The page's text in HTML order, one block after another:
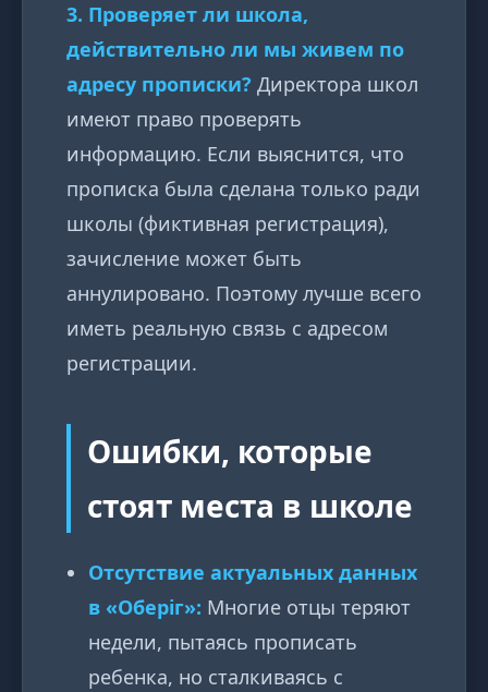
3. Проверяет ли школа,
действительно ли мы живем по
адресу прописки? Директора школ
имеют право проверять
информацию. Если выяснится, что
прописка была сделана только ради
школы (фиктивная регистрация),
зачисление может быть
аннулировано. Поэтому лучше всего
иметь реальную связь с адресом
регистрации.
Ошибки, которые
стоят места в школе
Отсутствие актуальных данных
в «Оберіг»: Многие отцы теряют
недели, пытаясь прописать
ребенка, но сталкиваясь с